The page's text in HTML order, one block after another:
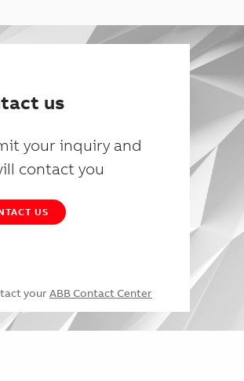
us
your inquiry and
contact you
US
your ABB Contact Center